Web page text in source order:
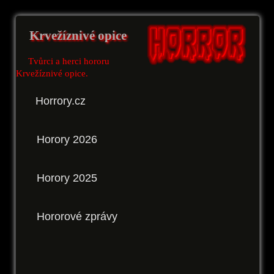
Krvežíznivé opice
Tvůrci a herci hororu
Krvežíznivé opice.
Horrory.cz
Horory 2026
Horory 2025
Hororové zprávy